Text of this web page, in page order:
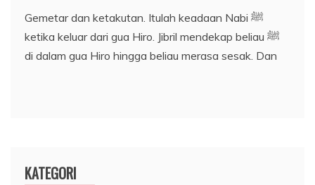
Gemetar dan ketakutan. Itulah keadaan Nabi ﷺ
ketika keluar dari gua Hiro. Jibril mendekap beliau ﷺ
di dalam gua Hiro hingga beliau merasa sesak. Dan
KATEGORI